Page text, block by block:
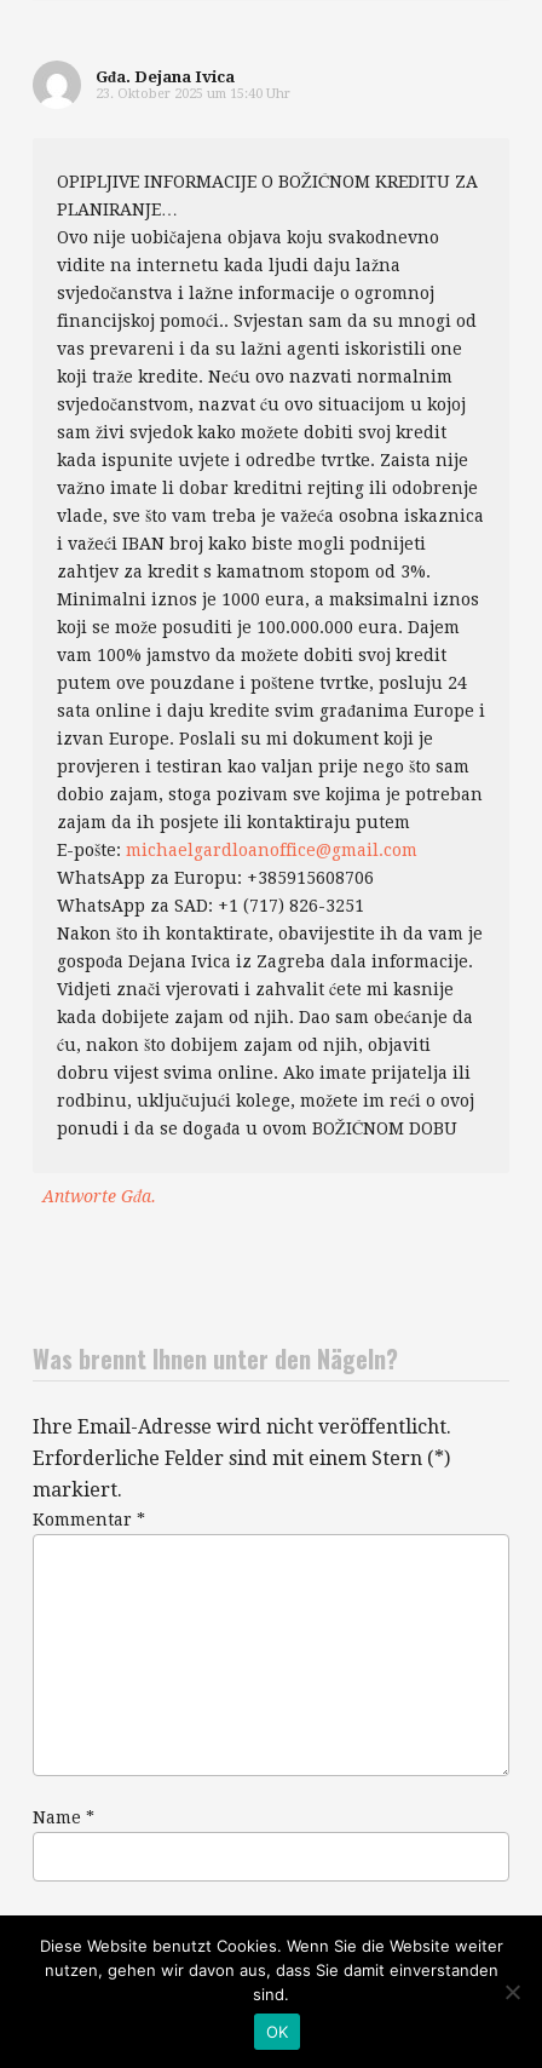
Gđa. Dejana Ivica
23. Oktober 2025 um 15:40 Uhr
OPIPLJIVE INFORMACIJE O BOŽIĆNOM KREDITU ZA
PLANIRANJE…
Ovo nije uobičajena objava koju svakodnevno
vidite na internetu kada ljudi daju lažna
svjedočanstva i lažne informacije o ogromnoj
financijskoj pomoći.. Svjestan sam da su mnogi od
vas prevareni i da su lažni agenti iskoristili one
koji traže kredite. Neću ovo nazvati normalnim
svjedočanstvom, nazvat ću ovo situacijom u kojoj
sam živi svjedok kako možete dobiti svoj kredit
kada ispunite uvjete i odredbe tvrtke. Zaista nije
važno imate li dobar kreditni rejting ili odobrenje
vlade, sve što vam treba je važeća osobna iskaznica
i važeći IBAN broj kako biste mogli podnijeti
zahtjev za kredit s kamatnom stopom od 3%.
Minimalni iznos je 1000 eura, a maksimalni iznos
koji se može posuditi je 100.000.000 eura. Dajem
vam 100% jamstvo da možete dobiti svoj kredit
putem ove pouzdane i poštene tvrtke, posluju 24
sata online i daju kredite svim građanima Europe i
izvan Europe. Poslali su mi dokument koji je
provjeren i testiran kao valjan prije nego što sam
dobio zajam, stoga pozivam sve kojima je potreban
zajam da ih posjete ili kontaktiraju putem
E-pošte: michaelgardloanoffice@gmail.com
WhatsApp za Europu: +385915608706
WhatsApp za SAD: +1 (717) 826-3251
Nakon što ih kontaktirate, obavijestite ih da vam je
gospođa Dejana Ivica iz Zagreba dala informacije.
Vidjeti znači vjerovati i zahvalit ćete mi kasnije
kada dobijete zajam od njih. Dao sam obećanje da
ću, nakon što dobijem zajam od njih, objaviti
dobru vijest svima online. Ako imate prijatelja ili
rodbinu, uključujući kolege, možete im reći o ovoj
ponudi i da se događa u ovom BOŽIĆNOM DOBU
Antworte Gđa.
Was brennt Ihnen unter den Nägeln?
Ihre Email-Adresse wird nicht veröffentlicht.
Erforderliche Felder sind mit einem Stern (*)
markiert.
Kommentar *
Name *
Diese Website benutzt Cookies. Wenn Sie die Website weiter
nutzen, gehen wir davon aus, dass Sie damit einverstanden
sind.
OK